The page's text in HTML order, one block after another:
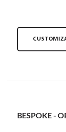
BESPOKE -